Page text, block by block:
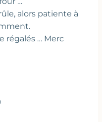
alors patiente à
régalés … Merc